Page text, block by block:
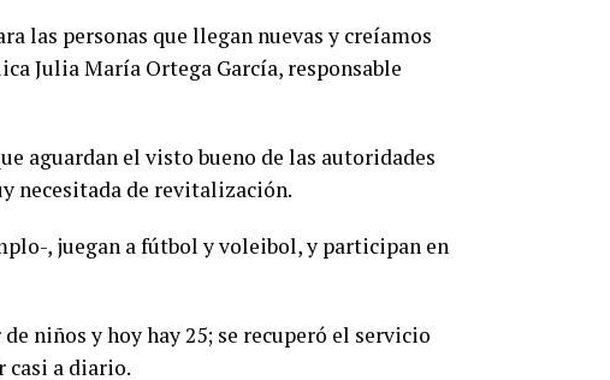
las personas que llegan nuevas y creíamos
Julia María Ortega García, responsable
aguardan el visto bueno de las autoridades
necesitada de revitalización.
, juegan a fútbol y voleibol, y participan en
niños y hoy hay 25; se recuperó el servicio
casi a diario.